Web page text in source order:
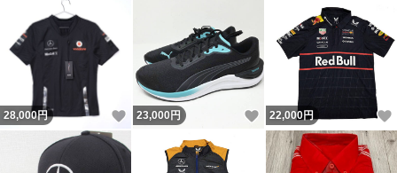
28,000円 いいね！
23,000 円 いいね！
22,000円